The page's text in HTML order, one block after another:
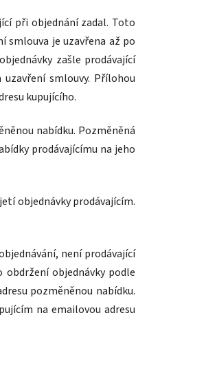
při objednání zadal. Toto
smlouva je uzavřena až po
zašle prodávající
smlouvy. Přílohou
kupujícího.
nabídku. Pozměněná
prodávajícímu na jeho
objednávky prodávajícím.
není prodávající
objednávky podle
pozměněnou nabídku.
na emailovou adresu